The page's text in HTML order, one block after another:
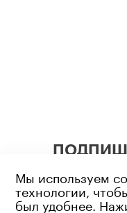
Мы используем
технологии,
был удобнее.